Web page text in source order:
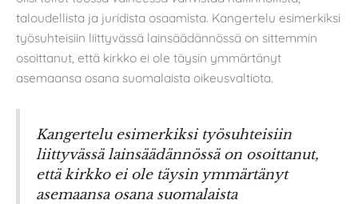
taloudellista ja juridista osaamista. Kangertelu esimerkiksi
työsuhteisiin liittyvässä lainsäädännössä on sittemmin
osoittanut, että kirkko ei ole täysin ymmärtänyt
asemaansa osana suomalaista oikeusvaltiota.
Kangertelu esimerkiksi työsuhteisiin
liittyvässä lainsäädännössä on osoittanut,
että kirkko ei ole täysin ymmärtänyt
asemaansa osana suomalaista